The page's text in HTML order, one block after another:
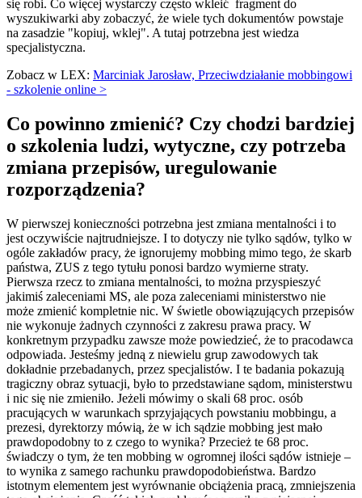
się robi. Co więcej wystarczy często wkleić fragment do
wyszukiwarki aby zobaczyć, że wiele tych dokumentów powstaje
na zasadzie "kopiuj, wklej". A tutaj potrzebna jest wiedza
specjalistyczna.
Zobacz w LEX: Marciniak Jarosław, Przeciwdziałanie mobbingowi
- szkolenie online >
Co powinno zmienić? Czy chodzi bardziej
o szkolenia ludzi, wytyczne, czy potrzeba
zmiana przepisów, uregulowanie
rozporządzenia?
W pierwszej konieczności potrzebna jest zmiana mentalności i to
jest oczywiście najtrudniejsze. I to dotyczy nie tylko sądów, tylko w
ogóle zakładów pracy, że ignorujemy mobbing mimo tego, że skarb
państwa, ZUS z tego tytułu ponosi bardzo wymierne straty.
Pierwsza rzecz to zmiana mentalności, to można przyspieszyć
jakimiś zaleceniami MS, ale poza zaleceniami ministerstwo nie
może zmienić kompletnie nic. W świetle obowiązujących przepisów
nie wykonuje żadnych czynności z zakresu prawa pracy. W
konkretnym przypadku zawsze może powiedzieć, że to pracodawca
odpowiada. Jesteśmy jedną z niewielu grup zawodowych tak
dokładnie przebadanych, przez specjalistów. I te badania pokazują
tragiczny obraz sytuacji, było to przedstawiane sądom, ministerstwu
i nic się nie zmieniło. Jeżeli mówimy o skali 68 proc. osób
pracujących w warunkach sprzyjających powstaniu mobbingu, a
prezesi, dyrektorzy mówią, że w ich sądzie mobbing jest mało
prawdopodobny to z czego to wynika? Przecież te 68 proc.
świadczy o tym, że ten mobbing w ogromnej ilości sądów istnieje –
to wynika z samego rachunku prawdopodobieństwa. Bardzo
istotnym elementem jest wyrównanie obciążenia pracą, zmniejszenia